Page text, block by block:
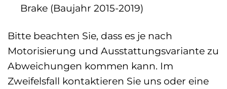
Brake (Baujahr 2015-2019)
Bitte beachten Sie, dass es je nach
Motorisierung und Ausstattungsvariante zu
Abweichungen kommen kann. Im
Zweifelsfall kontaktieren Sie uns oder eine